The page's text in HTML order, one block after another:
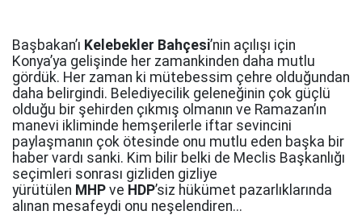
Başbakan’ı Kelebekler Bahçesi’nin açılışı için
Konya’ya gelişinde her zamankinden daha mutlu
gördük. Her zaman ki mütebessim çehre olduğundan
daha belirgindi. Belediyecilik geleneğinin çok güçlü
olduğu bir şehirden çıkmış olmanın ve Ramazan’ın
manevi ikliminde hemşerilerle iftar sevincini
paylaşmanın çok ötesinde onu mutlu eden başka bir
haber vardı sanki. Kim bilir belki de Meclis Başkanlığı
seçimleri sonrası gizliden gizliye
yürütülen MHP ve HDP’siz hükümet pazarlıklarında
alınan mesafeydi onu neşelendiren...